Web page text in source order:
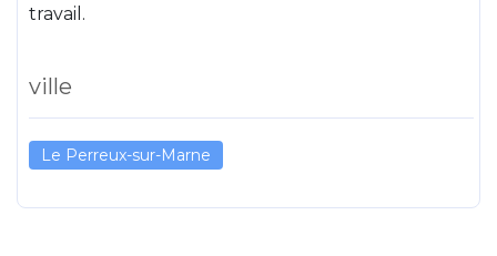
travail.
ville
Le Perreux-sur-Marne